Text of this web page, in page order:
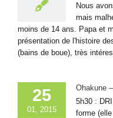
Nous
mais
moins de 14 ans. Papa et
présentation de l'histoire
(bains de boue), très
25
01, 2015
Ohakune
5h30 :
forme